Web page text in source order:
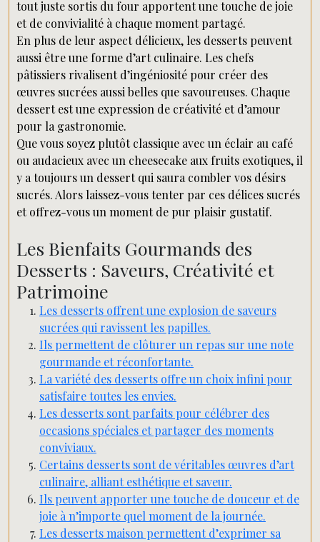
tout juste sortis du four apportent une touche de joie
et de convivialité à chaque moment partagé.
En plus de leur aspect délicieux, les desserts peuvent
aussi être une forme d’art culinaire. Les chefs
pâtissiers rivalisent d’ingéniosité pour créer des
œuvres sucrées aussi belles que savoureuses. Chaque
dessert est une expression de créativité et d’amour
pour la gastronomie.
Que vous soyez plutôt classique avec un éclair au café
ou audacieux avec un cheesecake aux fruits exotiques, il
y a toujours un dessert qui saura combler vos désirs
sucrés. Alors laissez-vous tenter par ces délices sucrés
et offrez-vous un moment de pur plaisir gustatif.
Les Bienfaits Gourmands des
Desserts : Saveurs, Créativité et
Patrimoine
Les desserts offrent une explosion de saveurs
sucrées qui ravissent les papilles.
Ils permettent de clôturer un repas sur une note
gourmande et réconfortante.
La variété des desserts offre un choix infini pour
satisfaire toutes les envies.
Les desserts sont parfaits pour célébrer des
occasions spéciales et partager des moments
conviviaux.
Certains desserts sont de véritables œuvres d’art
culinaire, alliant esthétique et saveur.
Ils peuvent apporter une touche de douceur et de
joie à n’importe quel moment de la journée.
Les desserts maison permettent d’exprimer sa